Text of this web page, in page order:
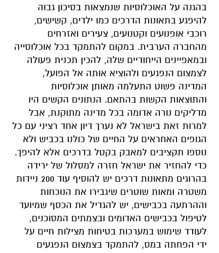
בהגנה על האוכלוסיות שנמצאות בסיכון גבוה
להיפגע בתאונות הדרכים כמו ילדים, קשישים,
רוכבי אופנועים וקטנועים, צעירים ואזרחים
מהחברה הערבית. במקום להתמקד בכל אוכלוסייה
ובמאפיינים הייחודיים שלה, להכין תכנית פעולה
לצמצום הנפגעים ולהוציא אותה אל הפועל,
המדינה פשוט התעלמה מאותן אוכלוסיות
והתוצאות הקשות בהתאם. הנתונים הקשים היו
מדליקים נורה אדומה בכל מדינה מתוקנת, אבל
למרות זאת בישראל לא נערך דיון אחד רציני עם כל
הגופים האחראים על החיים של כולנו בכביש ולא
נוספו תקציבים למאבק בקטל בדרכים אלא להיפך.
כדי להחזיר את ישראל חזרה למסלול של ירידה
בהרוגים מתאונות דרכים יש להוסיף עוד 200 ניידות
משטרה ומאות שוטרים שיגבירו את הנוכחות
וההרתעה בכבישים, יש להגדיל את הכסף שמיועד
לטיפול בכבישים האדומים ובצמתים המסוכנים,
לעודד שימוש במערכות בטיחות מצילות חיים על
ידי הפחתה במס, להתמקד בצמצום הנפגעים